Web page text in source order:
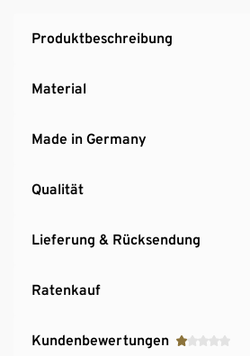
Produktbeschreibung
Material
Made in Germany
Qualität
Lieferung & Rücksendung
Ratenkauf
Kundenbewertungen